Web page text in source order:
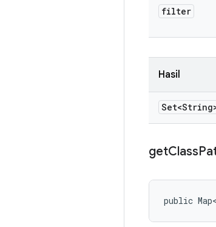
filter
Hasil
getClass
public